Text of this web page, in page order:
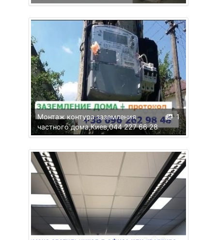
1
Монтаж контура заземления
частного дома,Киев,044 227 66 28